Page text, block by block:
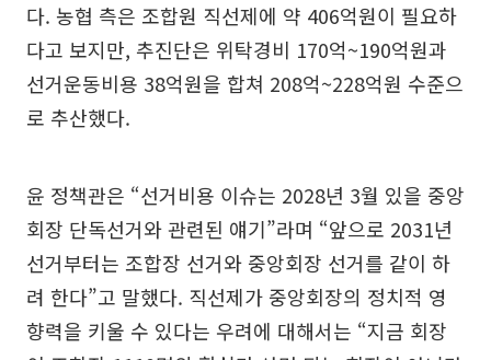
다. 농협 측은 조합원 직선제에 약 406억원이 필요하
다고 보지만, 추진단은 위탁경비 170억~190억원과
선거운동비용 38억원을 합쳐 208억~228억원 수준으
로 추산했다.
윤 정책관은 “선거비용 이슈는 2028년 3월 있을 중앙
회장 단독선거와 관련된 얘기”라며 “앞으로 2031년
선거부터는 조합장 선거와 중앙회장 선거를 같이 하
려 한다”고 말했다. 직선제가 중앙회장의 정치적 영
향력을 키울 수 있다는 우려에 대해서는 “지금 회장